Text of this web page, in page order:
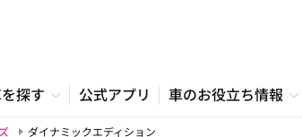
探す 公式アプリ 車のお役立ち情報
ダイナミックエディション